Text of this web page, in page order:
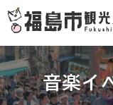
音楽イ